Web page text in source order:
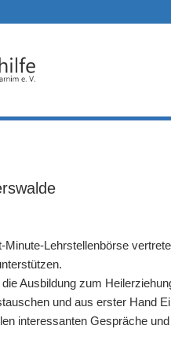
Minute-Lehrstellenbörse
Ausbildung zum
und aus erster Hand
interessanten Gespräche